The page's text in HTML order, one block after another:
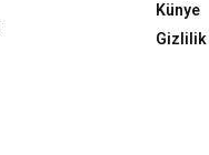
Künye
Gizlilik